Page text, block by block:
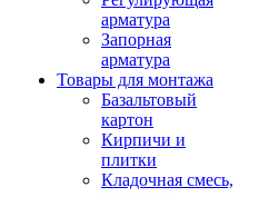
арматура
Запорная
арматура
Товары для монтажа
Базальтовый
картон
Кирпичи и
плитки
Кладочная смесь,